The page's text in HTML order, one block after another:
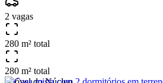
2 vagas
280 m² total
280 m² total